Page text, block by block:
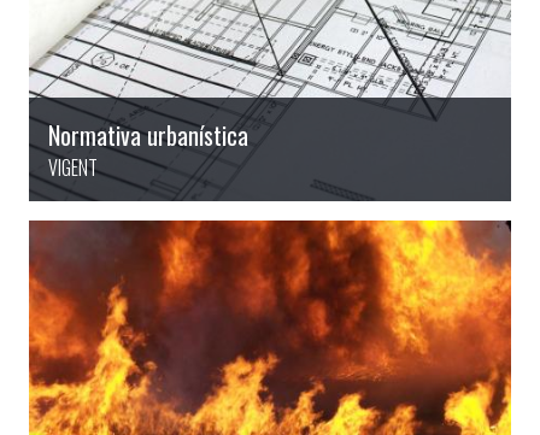
Normativa urbanística
VIGENT